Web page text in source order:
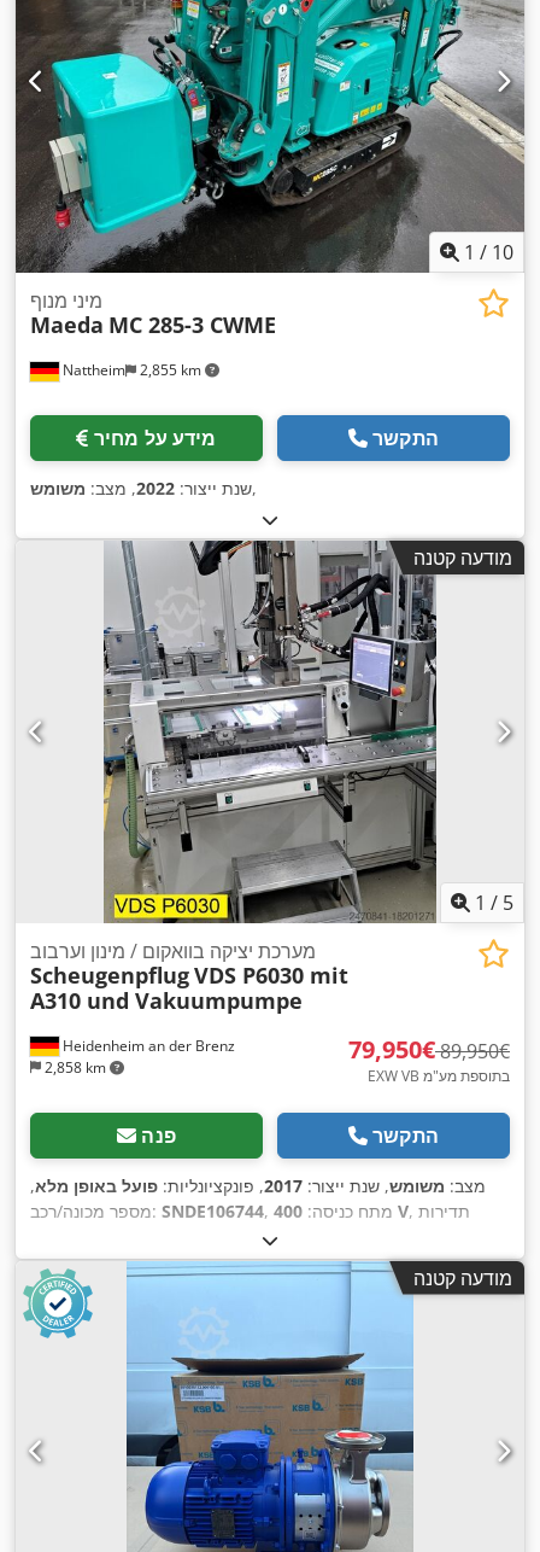
1 / 10
Nattheim 2,855 km
מיני מנוף
Maeda MC 285-3 CWME
מידע על מחיר התקשר
שנת ייצור: 2022, מצב: משומש ,
מודעה קטנה
1 / 5
Heidenheim an der Brenz
2,858 km
מערכת יציקה בוואקום / מינון וערבוב
ScheugenpflugVDS P6030 mit
A310 und Vakuumpumpe
‏79,950 ‏€ ‏89,950 ‏€
EXW VB בתוספת מע"מ
פנה התקשר
מצב: משומש, שנת ייצור: 2017, פונקציונליות: פועל באופן מלא,
מספר מכונה/רכב: SNDE106744 , מתח כניסה: 400 V, תדירות
מודעה קטנה